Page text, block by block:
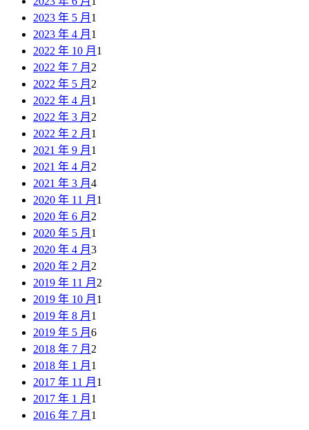
2023 年 5 月 1
2023 年 4 月 1
2022 年 10 月 1
2022 年 7 月 2
2022 年 5 月 2
2022 年 4 月 1
2022 年 3 月 2
2022 年 2 月 1
2021 年 9 月 1
2021 年 4 月 2
2021 年 3 月 4
2020 年 11 月 1
2020 年 6 月 2
2020 年 5 月 1
2020 年 4 月 3
2020 年 2 月 2
2019 年 11 月 2
2019 年 10 月 1
2019 年 8 月 1
2019 年 5 月 6
2018 年 7 月 2
2018 年 1 月 1
2017 年 11 月 1
2017 年 1 月 1
2016 年 7 月 1